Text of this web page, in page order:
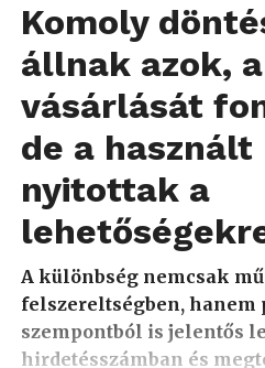
Komoly
állnak azok,
vásárlását
de a
nyitottak a
A különbség nemcsak
felszereltségben, hanem
szempontból is jelentős
hirdetésszámban és